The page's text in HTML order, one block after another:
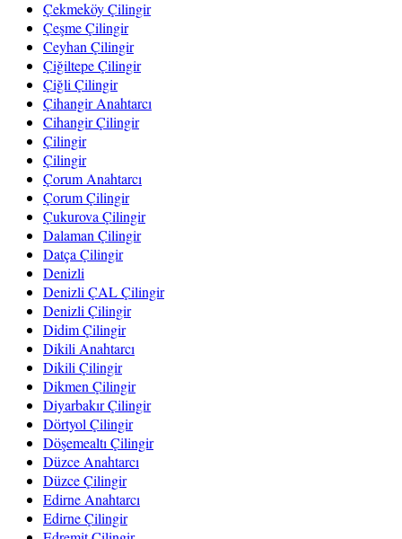
Çekmeköy Çilingir
Çeşme Çilingir
Ceyhan Çilingir
Çiğiltepe Çilingir
Çiğli Çilingir
Çihangir Anahtarcı
Cihangir Çilingir
Çilingir
Çilingir
Çorum Anahtarcı
Çorum Çilingir
Çukurova Çilingir
Dalaman Çilingir
Datça Çilingir
Denizli
Denizli ÇAL Çilingir
Denizli Çilingir
Didim Çilingir
Dikili Anahtarcı
Dikili Çilingir
Dikmen Çilingir
Diyarbakır Çilingir
Dörtyol Çilingir
Döşemealtı Çilingir
Düzce Anahtarcı
Düzce Çilingir
Edirne Anahtarcı
Edirne Çilingir